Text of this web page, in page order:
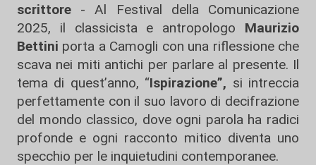
scrittore - Al Festival della Comunicazione
2025, il classicista e antropologo Maurizio
Bettini porta a Camogli con una riflessione che
scava nei miti antichi per parlare al presente. Il
tema di quest’anno, “Ispirazione”, si intreccia
perfettamente con il suo lavoro di decifrazione
del mondo classico, dove ogni parola ha radici
profonde e ogni racconto mitico diventa uno
specchio per le inquietudini contemporanee.